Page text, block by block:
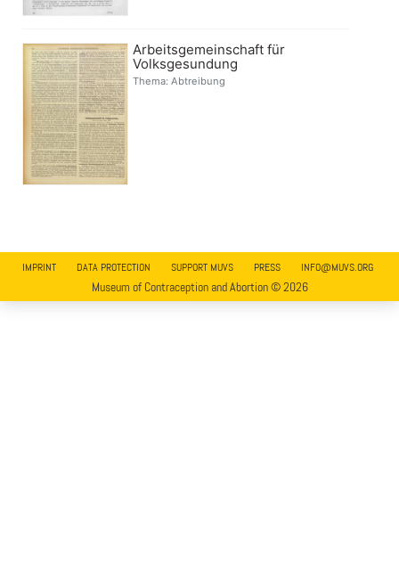
Arbeitsgemeinschaft für
Volksgesundung
Thema: Abtreibung
IMPRINT DATA PROTECTION SUPPORT MUVS PRESS INFO@MUVS.ORG
Museum of Contraception and Abortion © 2026